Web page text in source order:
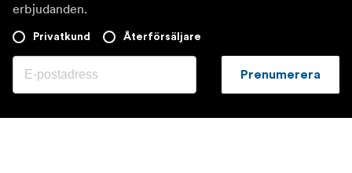
erbjudanden.
Privatkund Återförsäljare
Prenumerera